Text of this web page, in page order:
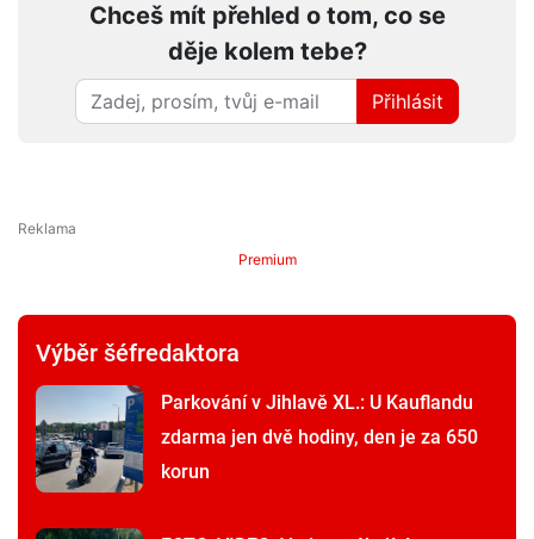
Chceš mít přehled o tom, co se
děje kolem tebe?
Přihlásit
Premium
Výběr šéfredaktora
Parkování v Jihlavě XL.: U Kauflandu
zdarma jen dvě hodiny, den je za 650
korun